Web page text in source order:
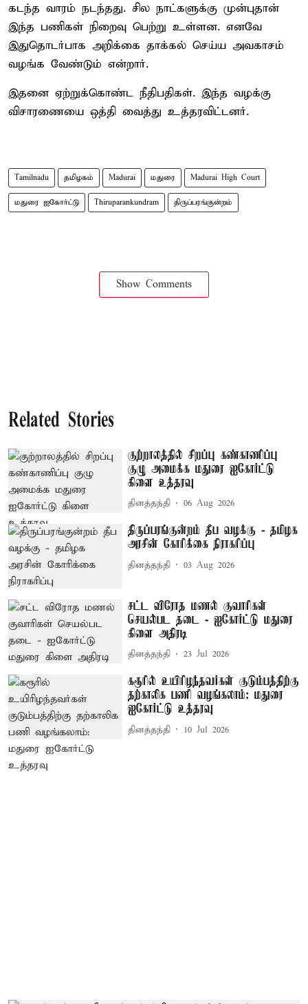
கடந்த வாரம் நடந்தது. சில நாட்களுக்கு முன்புதான்
இந்த பணிகள் நிறைவு பெற்று உள்ளன. எனவே
இதுதொடர்பாக அறிக்கை தாக்கல் செய்ய அவகாசம்
வழங்க வேண்டும் என்றார்.
இதனை ஏற்றுக்கொண்ட நீதிபதிகள். இந்த வழக்கு
விசாரணையை ஒத்தி வைத்து உத்தரவிட்டனர்.
Tamilnadu தமிழகம் Madurai மதுரை Madurai High Court
மதுரை ஐகோர்ட்டு Thiruparankundram திருப்பரங்குன்றம்
Show Comments
Related Stories
குற்றாலத்தில் சிறப்பு கண்காணிப்பு
குழு அமைக்க மதுரை ஐகோர்ட்டு
கிளை உத்தரவு
தினத்தந்தி 06 Aug 2026
திருப்பரங்குன்றம் தீப வழக்கு - தமிழக
அரசின் கோரிக்கை நிராகரிப்பு
தினத்தந்தி 03 Aug 2026
சட்ட விரோத மணல் குவாரிகள்
செயல்பட தடை - ஐகோர்ட்டு மதுரை
கிளை அதிரடி
தினத்தந்தி 23 Jul 2026
கரூரில் உயிரிழந்தவர்கள் குடும்பத்திற்கு
தற்காலிக பணி வழங்கலாம்: மதுரை
ஐகோர்ட்டு உத்தரவு
தினத்தந்தி 10 Jul 2026